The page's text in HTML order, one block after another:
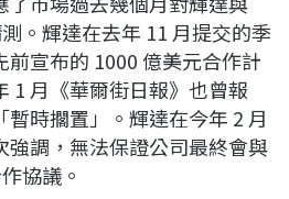
。輝達在去年 11 月提交的季
宣布的 1000 億美元合作計
1 月《華爾街日報》也曾報
時擱置」。輝達在今年 2 月
強調，無法保證公司最終會與
協議。